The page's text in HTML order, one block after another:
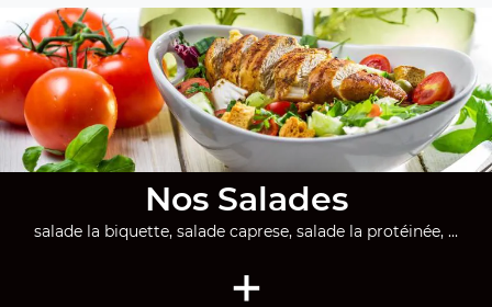
Nos Salades
salade la biquette, salade caprese, salade la protéinée, ...
+